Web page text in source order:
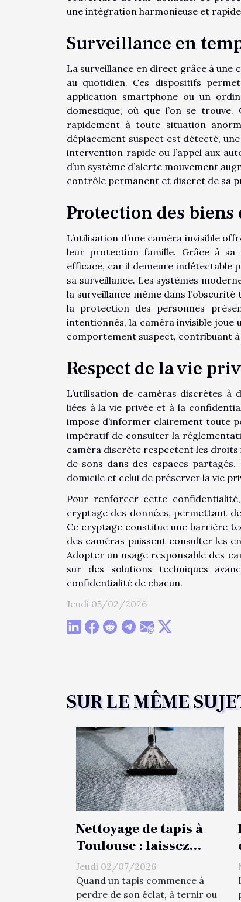
une intégration harmonieuse et
Surveillance en
La surveillance en direct grâce à
au quotidien. Ces dispositifs
application smartphone ou un
domestique, où que l’on se
rapidement à toute situation
déplacement suspect est détecté,
intervention rapide ou l’appel aux
d’un système d’alerte mouvement
contrôle permanent et discret de sa
Protection des biens
L’utilisation d’une caméra invisible
leur protection famille. Grâce à sa
efficace, car il demeure indétectable
sa surveillance. Les systèmes
la surveillance même dans
la protection des personnes
intentionnés, la caméra invisible joue
comportement suspect, contribuant
Respect de la vie
L’utilisation de caméras discrètes à
liées à la vie privée et à la
impose d’informer clairement toute
impératif de consulter la
caméra discrète respectent les droits
de sons dans des espaces
domicile et celui de préserver la vie
Pour renforcer cette
cryptage des données, permettant
Ce cryptage constitue une barrière
des caméras puissent consulter les
Adopter un usage responsable des
sur des solutions techniques
confidentialité de chacun.
Jeudi 05/02/2026
SUR LE MÊME
Nettoyage de tapis à
Toulouse : laissez
Intheclean31 lui
donner un coup de
neuf !
Jeudi 02/07/2026
Quand un tapis commence à
perdre de son éclat, à ternir ou